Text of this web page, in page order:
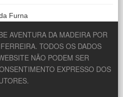
Furna
AVENTURA DA MADEIRA POR
TODOS OS DADOS
NÃO PODEM SER
EXPRESSO DOS